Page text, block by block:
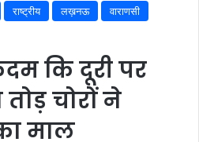
राष्ट्रीय लख़नऊ
वाराणसी
कि दूरी पर
चोरों ने
माल